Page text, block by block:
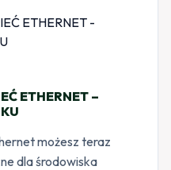
ETHERNET –
możesz teraz
dla środowiska